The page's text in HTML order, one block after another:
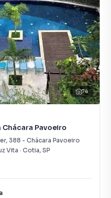
74
Pavoeiro
, 388 - Chácara Pavoeiro
Vita · Cotia, SP